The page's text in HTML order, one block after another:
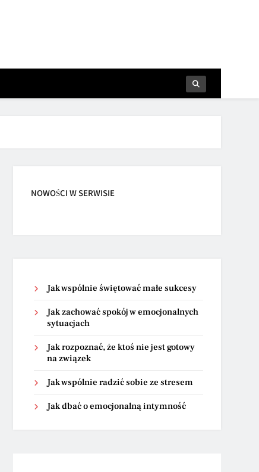
NOWOŚCI W SERWISIE
Jak wspólnie świętować małe sukcesy
Jak zachować spokój w emocjonalnych
sytuacjach
Jak rozpoznać, że ktoś nie jest gotowy
na związek
Jak wspólnie radzić sobie ze stresem
Jak dbać o emocjonalną intymność